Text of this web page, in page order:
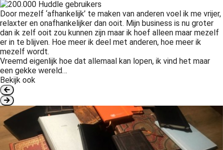
Door mezelf ‘afhankelijk’ te maken van anderen voel ik me vrijer,
relaxter en onafhankelijker dan ooit. Mijn business is nu groter
dan ik zelf ooit zou kunnen zijn maar ik hoef alleen maar mezelf
er in te blijven. Hoe meer ik deel met anderen, hoe meer ik
mezelf wordt.
Vreemd eigenlijk hoe dat allemaal kan lopen, ik vind het maar
een gekke wereld…
Bekijk ook